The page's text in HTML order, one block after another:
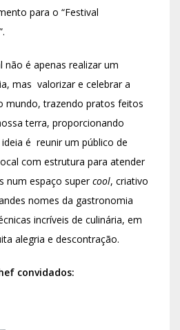
para o “Festival
não é apenas realizar um
mas valorizar e celebrar a
mundo, trazendo pratos feitos
terra, proporcionando
ideia é reunir um público de
com estrutura para atender
num espaço supercool, criativo
nomes da gastronomia
incríveis de culinária, em
alegria e descontração.
convidados: